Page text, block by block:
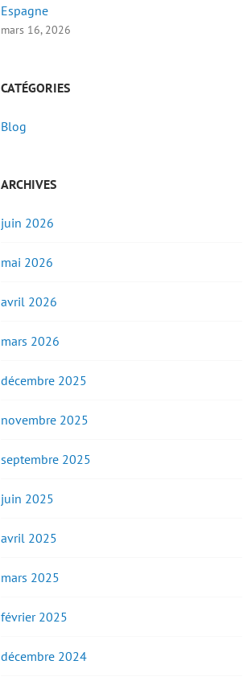
Espagne
mars 16, 2026
CATÉGORIES
Blog
ARCHIVES
juin 2026
mai 2026
avril 2026
mars 2026
décembre 2025
novembre 2025
septembre 2025
juin 2025
avril 2025
mars 2025
février 2025
décembre 2024